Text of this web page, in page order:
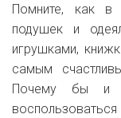
Помните, как
подушек и
игрушками,
самым
Почему бы и